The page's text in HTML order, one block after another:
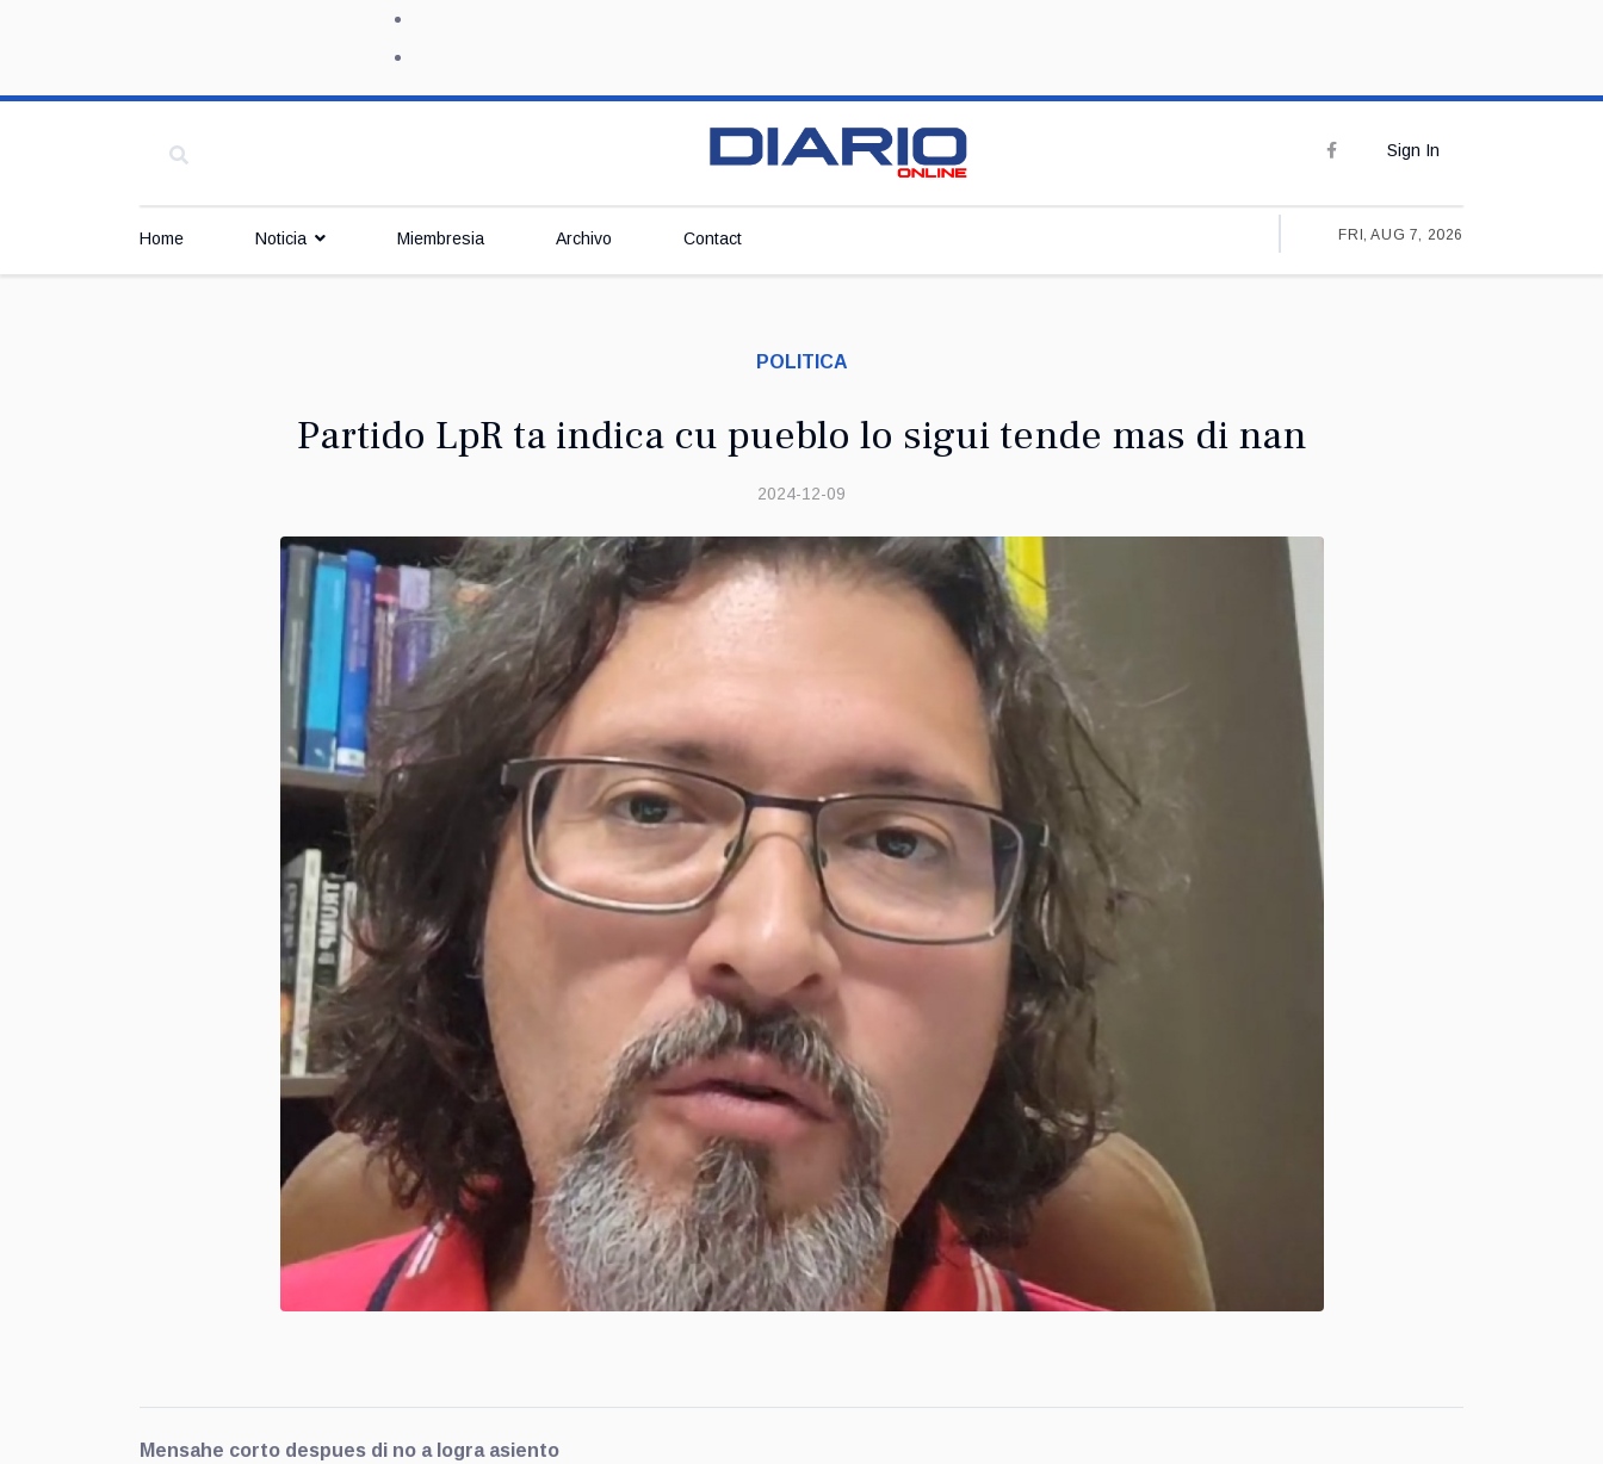
Sign In
Home Noticia Miembresia Archivo Contact FRI, AUG 7, 2026
POLITICA
Partido LpR ta indica cu pueblo lo sigui tende mas di nan
2024-12-09
Mensahe corto despues di no a logra asiento